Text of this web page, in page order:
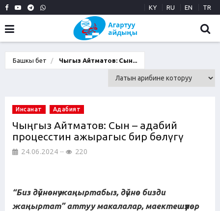
KY RU EN TR
Башкы бет Чыңгыз Айтматов: Сын...
Инсанат Адабият
Чыңгыз Айтматов: Сын – адабий
процесстин ажырагыс бир бөлүгү
24.06.2024 220
“Биз дүйнөнү жаңыртабыз, дүйнө бизди
жаңыртат” аттуу макалалар, маектешүүлөр